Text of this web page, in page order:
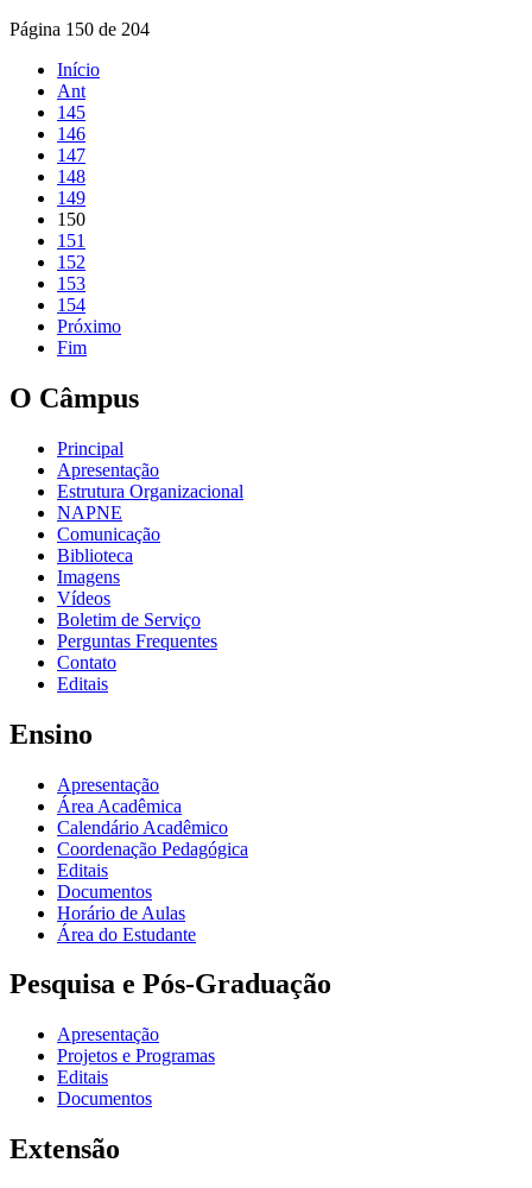
Página 150 de 204
Início
Ant
145
146
147
148
149
150
151
152
153
154
Próximo
Fim
O Câmpus
Principal
Apresentação
Estrutura Organizacional
NAPNE
Comunicação
Biblioteca
Imagens
Vídeos
Boletim de Serviço
Perguntas Frequentes
Contato
Editais
Ensino
Apresentação
Área Acadêmica
Calendário Acadêmico
Coordenação Pedagógica
Editais
Documentos
Horário de Aulas
Área do Estudante
Pesquisa e Pós-Graduação
Apresentação
Projetos e Programas
Editais
Documentos
Extensão